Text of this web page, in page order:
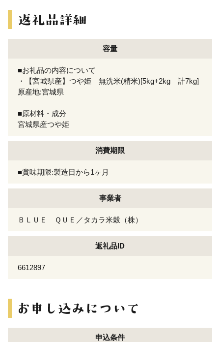
容量
■お礼品の内容について
・【宮城県産】つや姫 無洗米(精米)[5kg+2kg 計7kg]
原産地:宮城県
■原材料・成分
宮城県産つや姫
消費期限
■賞味期限:製造日から1ヶ月
事業者
ＢＬＵＥ ＱＵＥ／タカラ米穀（株）
返礼品ID
6612897
申込条件